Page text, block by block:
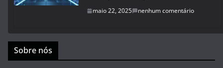
maio 22, 2025 nenhum comentário
Sobre nós